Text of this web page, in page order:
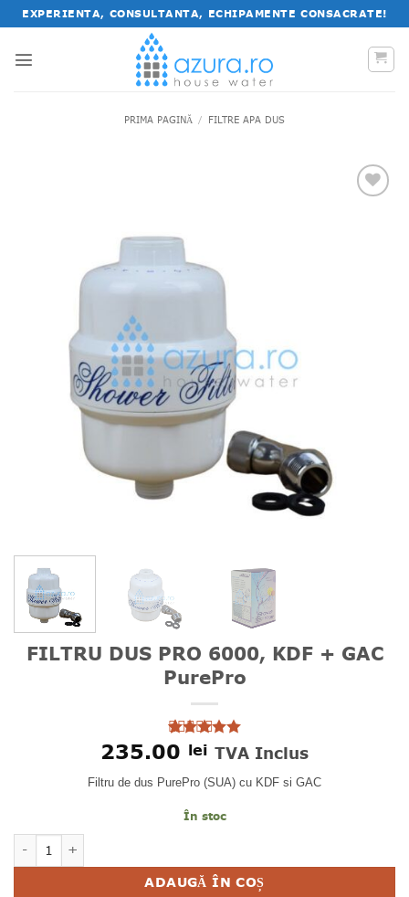
Salt
la
conținut
EXPERIENTA, CONSULTANTA, ECHIPAMENTE CONSACRATE!
PRIMA PAGINĂ / FILTRE APA DUS
FILTRU DUS PRO 6000, KDF + GAC
PurePro
Evaluat la
5din 5 pe
baza a
6
evaluări de
la clienți
235.00 lei TVA Inclus
Filtru de dus PurePro (SUA) cu KDF si GAC
În stoc
ADAUGĂ ÎN COȘ